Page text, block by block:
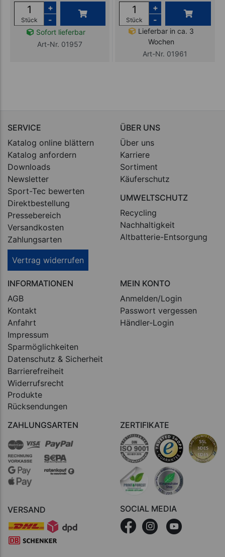
Stück
+
-
Sofort lieferbar
Art-Nr. 01957
Stück
+
-
Lieferbar in ca. 3
Wochen
Art-Nr. 01961
SERVICE
Katalog online blättern
Katalog anfordern
Downloads
Newsletter
Sport-Tec bewerten
Direktbestellung
Pressebereich
Versandkosten
Zahlungsarten
Vertrag widerrufen
ÜBER UNS
Über uns
Karriere
Sortiment
Käuferschutz
UMWELTSCHUTZ
Recycling
Nachhaltigkeit
Altbatterie-Entsorgung
INFORMATIONEN
AGB
Kontakt
Anfahrt
Impressum
Sparmöglichkeiten
Datenschutz & Sicherheit
Barrierefreiheit
Widerrufsrecht
Produkte
Rücksendungen
MEIN KONTO
Anmelden/Login
Passwort vergessen
Händler-Login
ZAHLUNGSARTEN
VERSAND
ZERTIFIKATE
SOCIAL MEDIA